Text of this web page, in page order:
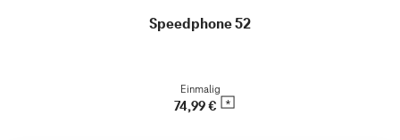
Speedphone 52
Einmalig
74,99 €